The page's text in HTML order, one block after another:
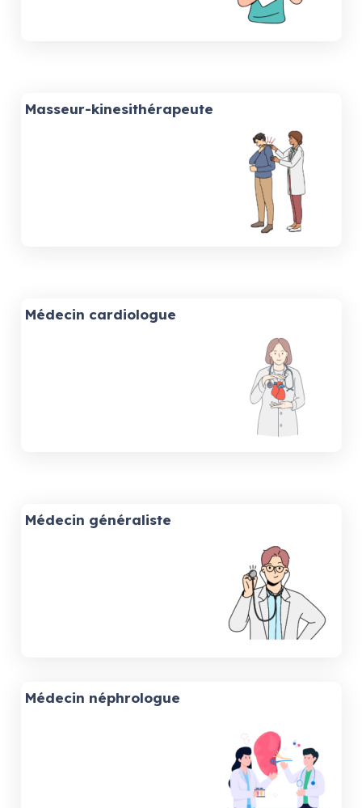
Masseur-kinesithérapeute
Médecin cardiologue
Médecin généraliste
Médecin néphrologue